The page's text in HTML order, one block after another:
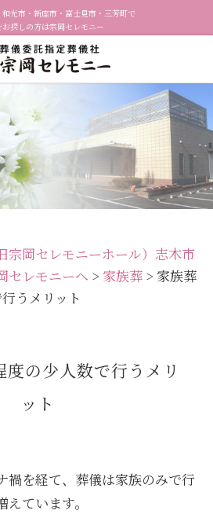
光市・新座市・富士見市・三芳町で
探しの方は宗岡セレモニー
宗岡セレモニーホール）志木市
セレモニーへ > 家族葬 > 家族葬
うメリット
の少人数で行うメリ
ット
禍を経て、葬儀は家族のみで行
ています。